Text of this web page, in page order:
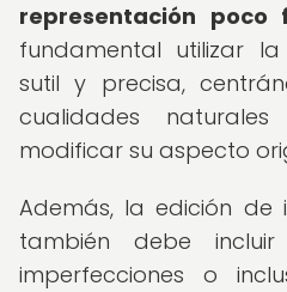
representación poco
fundamental utilizar
sutil y precisa,
cualidades
modificar su aspecto
Además, la edición de
también debe
imperfecciones o